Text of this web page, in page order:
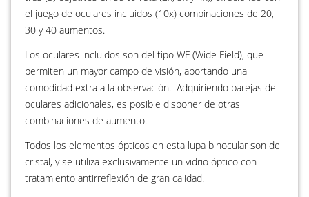
el juego de oculares incluidos (10x) combinaciones de 20,
30 y 40 aumentos.
Los oculares incluidos son del tipo WF (Wide Field), que
permiten un mayor campo de visión, aportando una
comodidad extra a la observación. Adquiriendo parejas de
oculares adicionales, es posible disponer de otras
combinaciones de aumento.
Todos los elementos ópticos en esta lupa binocular son de
cristal, y se utiliza exclusivamente un vidrio óptico con
tratamiento antirreflexión de gran calidad.